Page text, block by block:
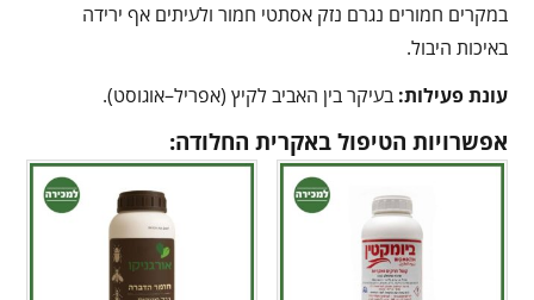
במקרים חמורים נגרם נזק אסתטי חמור ולעיתים אף ירידה
באיכות היבול.
עונת פעילות: בעיקר בין האביב לקיץ (אפריל–אוגוסט).
אפשרויות הטיפול באקרית החלודה: